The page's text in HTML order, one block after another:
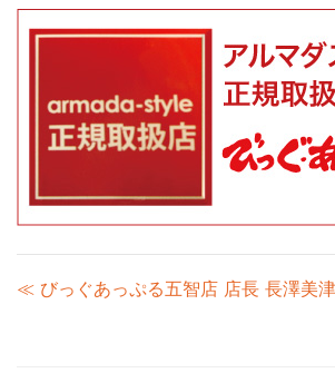
≪ びっぐあっぷる五智店 店長 長澤美